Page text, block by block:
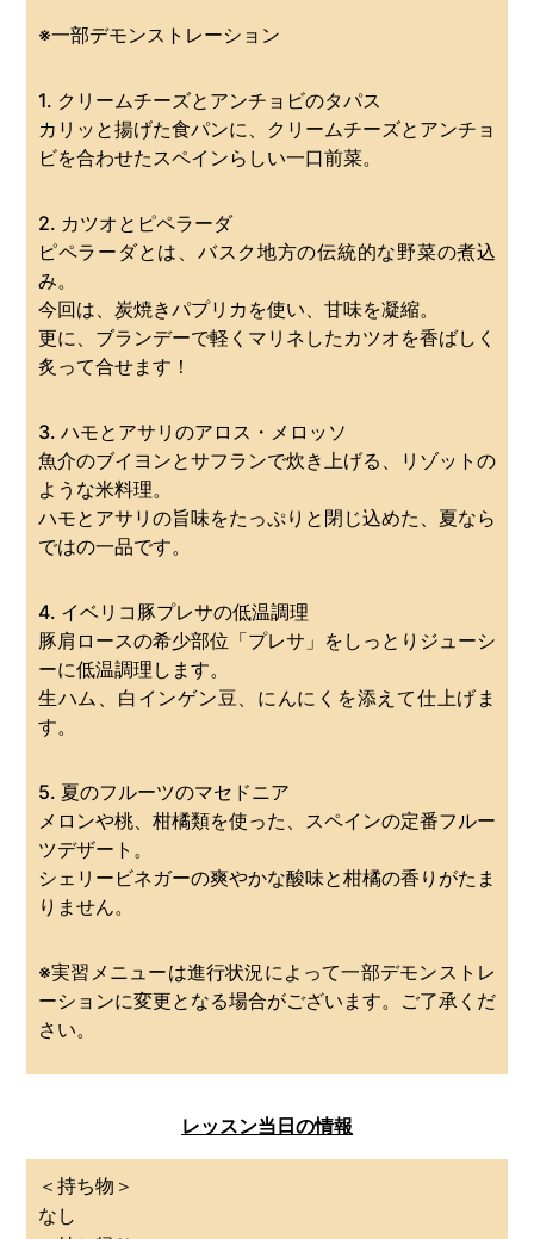
※一部デモンストレーション
1. クリームチーズとアンチョビのタパス
カリッと揚げた食パンに、クリームチーズとアンチョ
ビを合わせたスペインらしい一口前菜。
2. カツオとピペラーダ
ピペラーダとは、バスク地方の伝統的な野菜の煮込
み。
今回は、炭焼きパプリカを使い、甘味を凝縮。
更に、ブランデーで軽くマリネしたカツオを香ばしく
炙って合せます！
3. ハモとアサリのアロス・メロッソ
魚介のブイヨンとサフランで炊き上げる、リゾットの
ような米料理。
ハモとアサリの旨味をたっぷりと閉じ込めた、夏なら
ではの一品です。
4. イベリコ豚プレサの低温調理
豚肩ロースの希少部位「プレサ」をしっとりジューシ
ーに低温調理します。
生ハム、白インゲン豆、にんにくを添えて仕上げま
す。
5. 夏のフルーツのマセドニア
メロンや桃、柑橘類を使った、スペインの定番フルー
ツデザート。
シェリービネガーの爽やかな酸味と柑橘の香りがたま
りません。
※実習メニューは進行状況によって一部デモンストレ
ーションに変更となる場合がございます。ご了承くだ
さい。
レッスン当日の情報
＜持ち物＞
なし